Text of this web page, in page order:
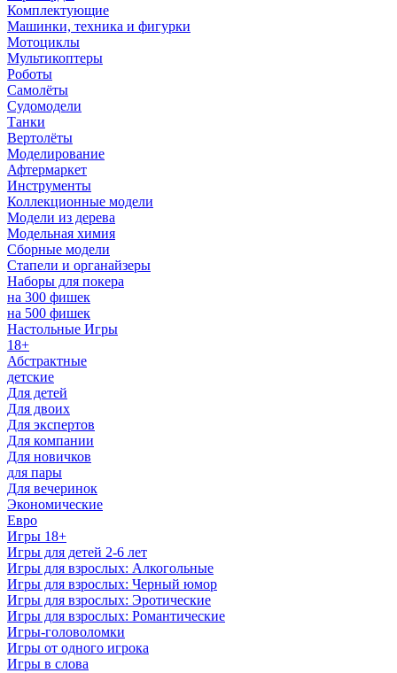
Комплектующие
Машинки, техника и фигурки
Мотоциклы
Мультикоптеры
Роботы
Самолёты
Судомодели
Танки
Вертолёты
Моделирование
Афтермаркет
Инструменты
Коллекционные модели
Модели из дерева
Модельная химия
Сборные модели
Стапели и органайзеры
Наборы для покера
на 300 фишек
на 500 фишек
Настольные Игры
18+
Абстрактные
детские
Для детей
Для двоих
Для экспертов
Для компании
Для новичков
для пары
Для вечеринок
Экономические
Евро
Игры 18+
Игры для детей 2-6 лет
Игры для взрослых: Алкогольные
Игры для взрослых: Черный юмор
Игры для взрослых: Эротические
Игры для взрослых: Романтические
Игры-головоломки
Игры от одного игрока
Игры в слова